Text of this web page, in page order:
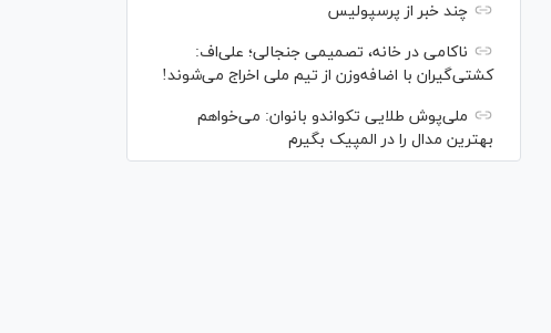
چند خبر از پرسپولیس
ناکامی در خانه، تصمیمی جنجالی؛ علی‌اف:
کشتی‌گیران با اضافه‌وزن از تیم ملی اخراج می‌شوند!
ملی‌پوش‌ طلایی تکواندو بانوان: می‌خواهم
بهترین مدال را در المپیک بگیرم